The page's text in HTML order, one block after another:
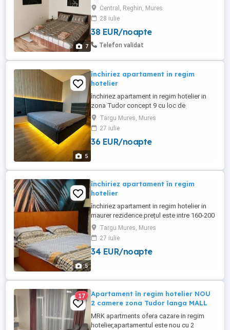
7
comuna, in centrul orasului.. Dormitor, baie
si bucatarie utilata cu frigider, plita
electrica, cuptor cu microunde si aparat
de cafea, Internet, Wi-fi. Suprafata 35 mp.
Central, Reghin, Mures
28 iulie
38 EUR/noapte
Telefon validat
5
închiriez apartament in regim
hotelier
închiriez apartament in regim hotelier in
zona Tudor concept 9 cu loc de
parcare.prețul este de la 190-230ron pe
noapte.pretul se negociază in funcție de
nr de nopți si persoane.exclus escorte si
petreceri
Targu Mures, Mures
27 iulie
36 EUR/noapte
5
închiriez apartament în regim
hotelier
închiriez apartament in regim hotelier in
maurer rezidence.prețul este intre 160-200
RON.pretul se negociază in funcție de nr
de nopti si persoane.exclus escorte si
petreceri
Targu Mures, Mures
27 iulie
34 EUR/noapte
17
Apartament în regim hotelier NOU
2 camere zona Tudor langa MALL
MRK apartments ofera cazare in regim
hotelier,apartamentul este nou cu 2